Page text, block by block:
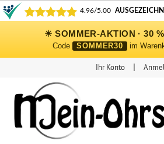
☀ SOMMER-AKTION · 30
Code SOMMER30 im
Ihr Konto